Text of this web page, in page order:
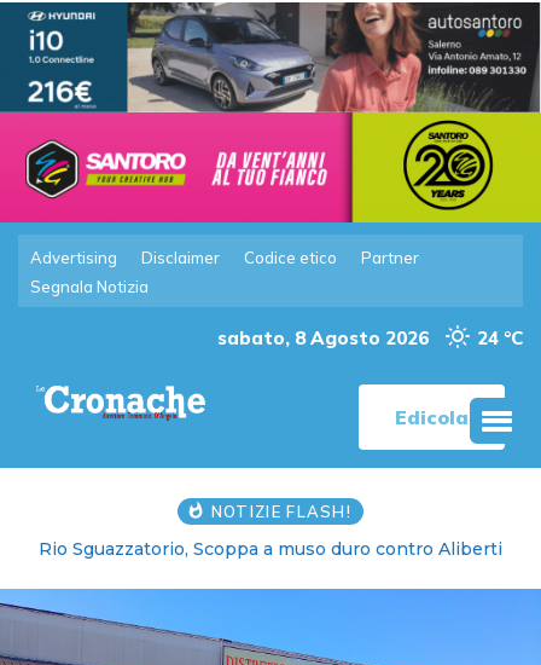
Advertising Disclaimer Codice etico
Partner
Segnala Notizia
sabato, 8 Agosto 2026 24 °C
Edicola
NOTIZIE FLASH!
Rio Sguazzatorio, Scoppa a muso duro contro Aliberti